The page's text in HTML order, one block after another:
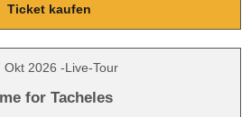
Ticket kaufen
Okt 2026 -Live-Tour
for Tacheles